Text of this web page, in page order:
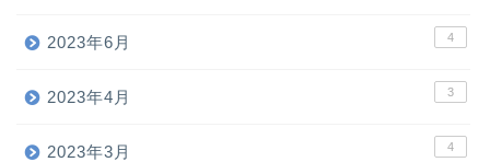
2023年6月 4
2023年4月 3
2023年3月 4